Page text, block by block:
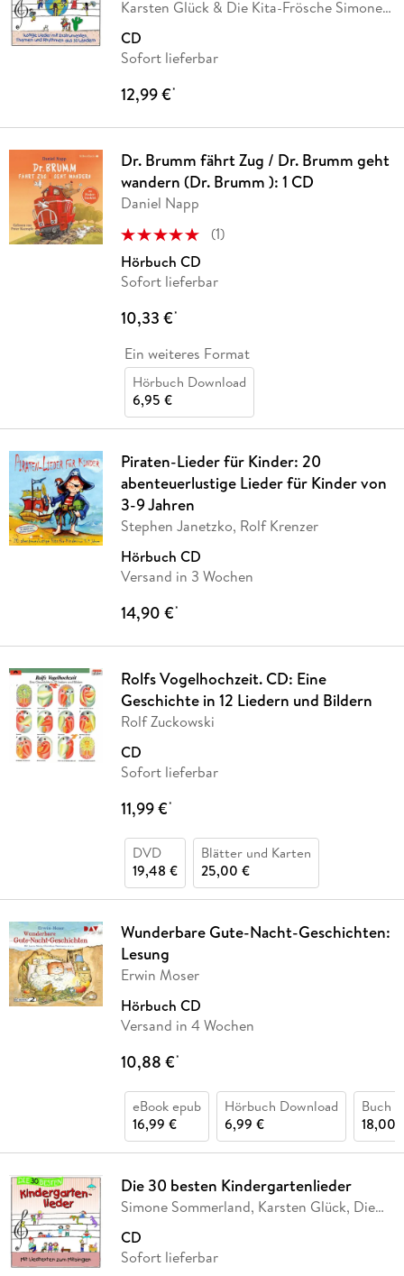
Karsten Glück & Die Kita-Frösche Simone…
CD
Sofort lieferbar
12,99 €*
Dr. Brumm fährt Zug / Dr. Brumm geht
wandern (Dr. Brumm ): 1 CD
Daniel Napp
(1)
Hörbuch CD
Sofort lieferbar
10,33 €*
Ein weiteres Format
Hörbuch Download
6,95 €
Piraten-Lieder für Kinder: 20
abenteuerlustige Lieder für Kinder von
3-9 Jahren
Stephen Janetzko, Rolf Krenzer
Hörbuch CD
Versand in 3 Wochen
14,90 €*
Rolfs Vogelhochzeit. CD: Eine
Geschichte in 12 Liedern und Bildern
Rolf Zuckowski
CD
Sofort lieferbar
11,99 €*
DVD
19,48 €
Blätter und Karten
25,00 €
Wunderbare Gute-Nacht-Geschichten:
Lesung
Erwin Moser
Hörbuch CD
Versand in 4 Wochen
10,88 €*
eBook epub
16,99 €
Hörbuch Download
6,99 €
Buch
18,00
Die 30 besten Kindergartenlieder
Simone Sommerland, Karsten Glück, Die
CD
Sofort lieferbar